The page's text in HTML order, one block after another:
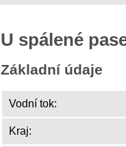
U spálené
Základní údaje
Vodní tok:
Kraj: